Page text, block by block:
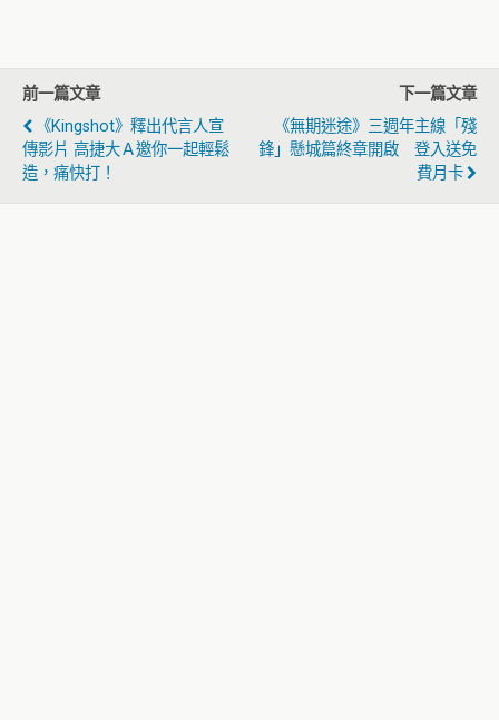
前一篇文章
《Kingshot》釋出代言人宣
傳影片 高捷大Ａ邀你一起輕鬆
造，痛快打！
下一篇文章
《無期迷途》三週年主線「殘
鋒」懸城篇終章開啟 登入送免
費月卡